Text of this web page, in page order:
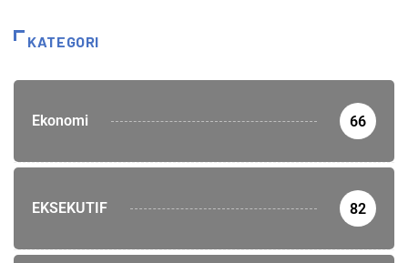
KATEGORI
Ekonomi 66
EKSEKUTIF 82